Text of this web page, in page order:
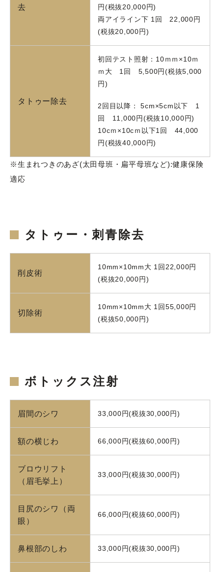
去
円(税抜20,000円)
両アイライン下 1回 22,000円
(税抜20,000円)
タトゥー除去
初回テスト照射：10ｍｍ×10ｍ
ｍ大 1回 5,500円(税抜5,000
円)
2回目以降： 5cm×5cm以下 1
回 11,000円(税抜10,000円)
10cｍ×10cｍ以下1回 44,000
円(税抜40,000円)
※生まれつきのあざ(太田母班・扁平母班など):健康保険
適応
タトゥー・刺青除去
削皮術
10mm×10mm大 1回22,000円
(税抜20,000円)
切除術
10mm×10mm大 1回55,000円
(税抜50,000円)
ボトックス注射
眉間のシワ 33,000円(税抜30,000円)
額の横じわ 66,000円(税抜60,000円)
ブロウリフト
（眉毛挙上）
33,000円(税抜30,000円)
目尻のシワ（両
眼）
66,000円(税抜60,000円)
鼻根部のしわ 33,000円(税抜30,000円)